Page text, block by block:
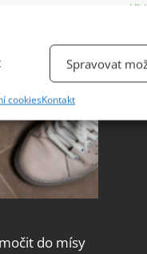
informací.
podvodů a
reklamy a obsahu,
údajů.
Spravovat
cookiesKontakt
do mísy